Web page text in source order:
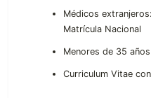
Médicos
Matrícula Nacional
Menores de 35 años
Curriculum Vitae